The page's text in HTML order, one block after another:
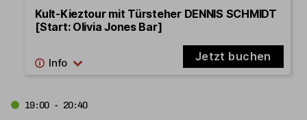
Kult-Kieztour mit Türsteher DENNIS SCHMIDT
[Start: Olivia Jones Bar]
Jetzt buchen
19:00 - 20:40